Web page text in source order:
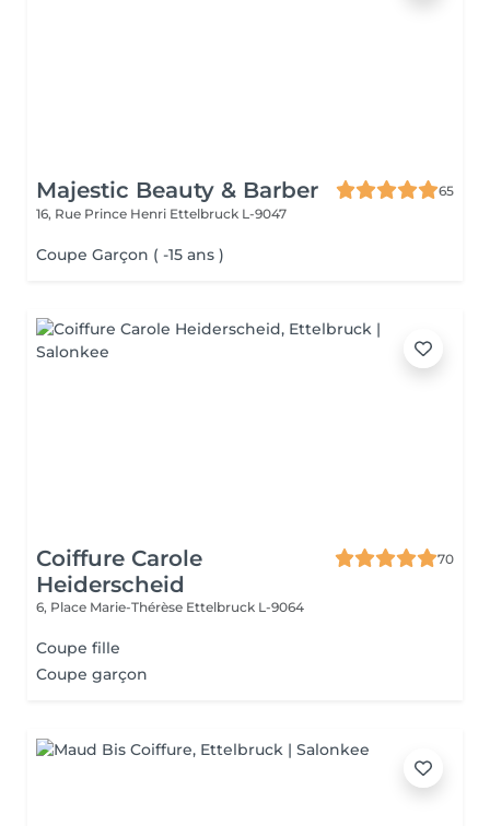
Majestic Beauty & Barber
65
16, Rue Prince Henri Ettelbruck L-9047
Coupe Garçon ( -15 ans )
Coiffure Carole
Heiderscheid
70
6, Place Marie-Thérèse Ettelbruck L-9064
Coupe fille
Coupe garçon